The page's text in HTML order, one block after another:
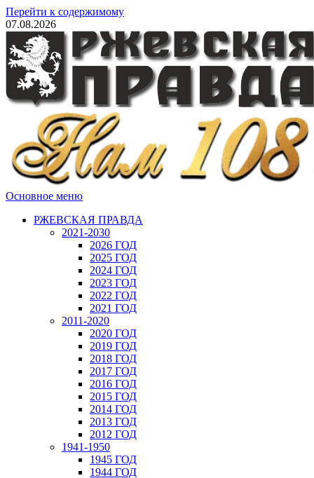
Перейти к содержимому
07.08.2026
Основное меню
РЖЕВСКАЯ ПРАВДА
2021-2030
2026 ГОД
2025 ГОД
2024 ГОД
2023 ГОД
2022 ГОД
2021 ГОД
2011-2020
2020 ГОД
2019 ГОД
2018 ГОД
2017 ГОД
2016 ГОД
2015 ГОД
2014 ГОД
2013 ГОД
2012 ГОД
1941-1950
1945 ГОД
1944 ГОД